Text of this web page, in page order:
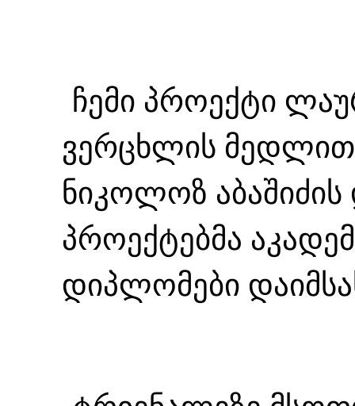
ჩემი პროექტი
ვერცხლის
ნიკოლოზ აბაშიძის
პროექტებმა
დიპლომები